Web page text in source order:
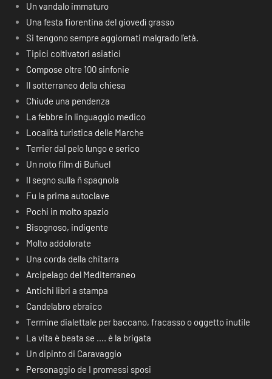
Un vandalo immaturo
Una festa fiorentina del giovedì grasso
Si tengono sempre aggiornati malgrado l’età.
Tipici coltivatori asiatici
Compose oltre 100 sinfonie
Il sotterraneo della chiesa
Chiude una pendenza
La febbre in linguaggio medico
Località turistica delle Marche
Terrier dal pelo lungo e serico
Un noto film di Buñuel
Il segno sulla ñ spagnola
Fu la prima autoclave
Pochi in molto spazio
Bisognoso, indigente
Molto addolorate
Una corda della chitarra
Arcipelago del Mediterraneo
Antichi libri a stampa
Candelabro ebraico
Termine dialettale per baccano, fracasso o oggetto inutile
La vita è beata se …. è la brigata
Un dipinto di Caravaggio
Personaggio de I promessi sposi